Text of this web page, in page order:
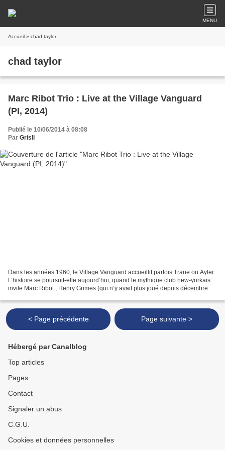
MENU
Accueil » chad taylor
chad taylor
Marc Ribot Trio : Live at the Village Vanguard
(PI, 2014)
Publié le 10/06/2014 à 08:08
Par Grisli
Dans les années 1960, le Village Vanguard accueillit parfois Trane ou Ayler .
L’histoire se poursuit-elle aujourd’hui, quand le mythique club new-yorkais
invite Marc Ribot , Henry Grimes (qui n’y avait plus joué depuis décembre
< Page précédente Page suivante >
Hébergé par Canalblog
Top articles
Pages
Contact
Signaler un abus
C.G.U.
Cookies et données personnelles